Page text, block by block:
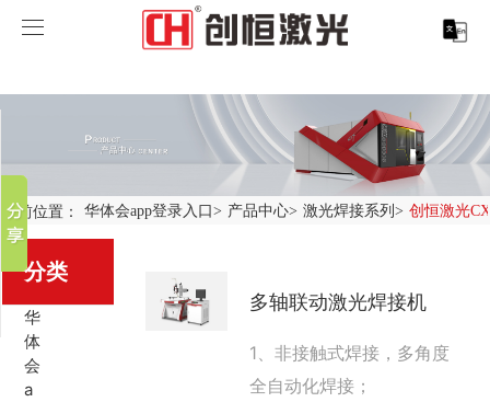
华体会app登录入口
产品中心
华体会app登录入口-华体会(中国)
紫外线激光打标机
精密激光切割机
激光焊接系列
创恒激光CX-CE-1500手持焊接机_激光焊接机
案例展示
汽车行业激光智能解决方案
轨道交通行业激光智能加工解决方案
客户案例
关于创恒
当前位置： 华体会app登录入口> 产品中心> 激光焊接系列> 创恒激光
分类
华
体
会
a
多轴联动激光焊接机
1、非接触式焊接，多角度
全自动化焊接；
微信
百度贴吧
QQ好友